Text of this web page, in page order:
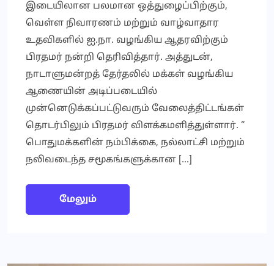
இடையிலான பலமான ஒத்துழைப்பிற்கும்,
வெள்ள நிவாரணம் மற்றும் வாழ்வாதார
உதவிகளில் ஐ.நா. வழங்கிய ஆதரவிற்கும்
பிரதமர் நன்றி தெரிவித்தார். அத்துடன்,
நாடாளுமன்றத் தேர்தலில் மக்கள் வழங்கிய
ஆணையின் அடிப்படையில்
முன்னெடுக்கப்பட்டுவரும் வேலைத்திட்டங்கள்
தொடர்பிலும் பிரதமர் விளக்கமளித்துள்ளார். “
பொதுமக்களின் நம்பிக்கை, நல்லாட்சி மற்றும்
நலிவடைந்த சமூகங்களுக்கான […]
மேலும்